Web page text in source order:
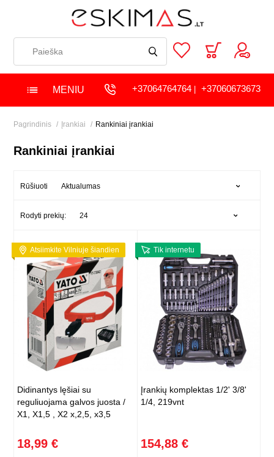
MENIU +37064764764| +37060673673
Pagrindinis Įrankiai Rankiniai įrankiai
Rankiniai įrankiai
Rūšiuoti Aktualumas
Rodyti prekių: 24
Atsiimkite Vilniuje šiandien
Didinantys lęšiai su
reguliuojama galvos juosta /
X1, X1,5 , X2 x,2,5, x3,5
18,99 €
Tik internetu
Įrankių komplektas 1/2' 3/8'
1/4, 219vnt
154,88 €